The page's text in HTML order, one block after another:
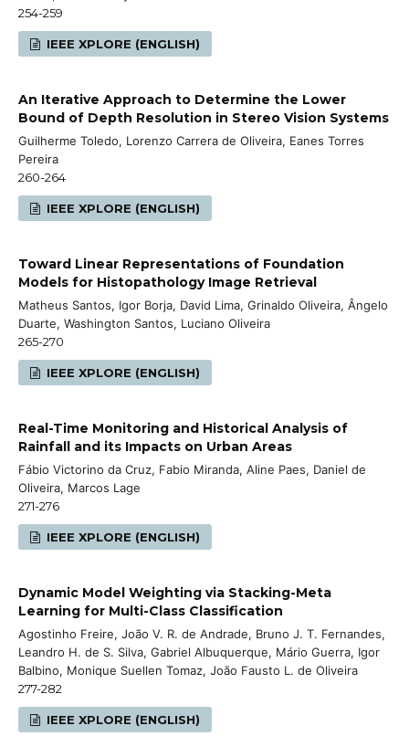
254-259
IEEE XPLORE (ENGLISH)
An Iterative Approach to Determine the Lower
Bound of Depth Resolution in Stereo Vision Systems
Guilherme Toledo, Lorenzo Carrera de Oliveira, Eanes Torres
Pereira
260-264
IEEE XPLORE (ENGLISH)
Toward Linear Representations of Foundation
Models for Histopathology Image Retrieval
Matheus Santos, Igor Borja, David Lima, Grinaldo Oliveira, Ângelo
Duarte, Washington Santos, Luciano Oliveira
265-270
IEEE XPLORE (ENGLISH)
Real-Time Monitoring and Historical Analysis of
Rainfall and its Impacts on Urban Areas
Fábio Victorino da Cruz, Fabio Miranda, Aline Paes, Daniel de
Oliveira, Marcos Lage
271-276
IEEE XPLORE (ENGLISH)
Dynamic Model Weighting via Stacking-Meta
Learning for Multi-Class Classification
Agostinho Freire, João V. R. de Andrade, Bruno J. T. Fernandes,
Leandro H. de S. Silva, Gabriel Albuquerque, Mário Guerra, Igor
Balbino, Monique Suellen Tomaz, João Fausto L. de Oliveira
277-282
IEEE XPLORE (ENGLISH)